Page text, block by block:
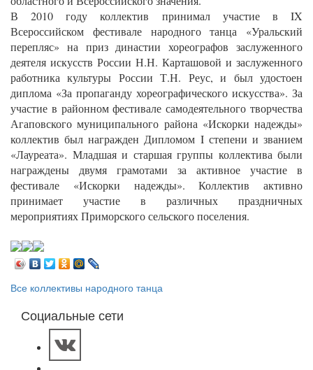
В 2010 году коллектив принимал участие в IX
Всероссийском фестивале народного танца «Уральский
перепляс» на приз династии хореографов заслуженного
деятеля искусств России Н.Н. Карташовой и заслуженного
работника культуры России Т.Н. Реус, и был удостоен
диплома «За пропаганду хореографического искусства». За
участие в районном фестивале самодеятельного творчества
Агаповского муниципального района «Искорки надежды»
коллектив был награжден Дипломом I степени и званием
«Лауреата». Младшая и старшая группы коллектива были
награждены двумя грамотами за активное участие в
фестивале «Искорки надежды». Коллектив активно
принимает участие в различных праздничных
мероприятиях Приморского сельского поселения.
Все коллективы народного танца
Социальные сети